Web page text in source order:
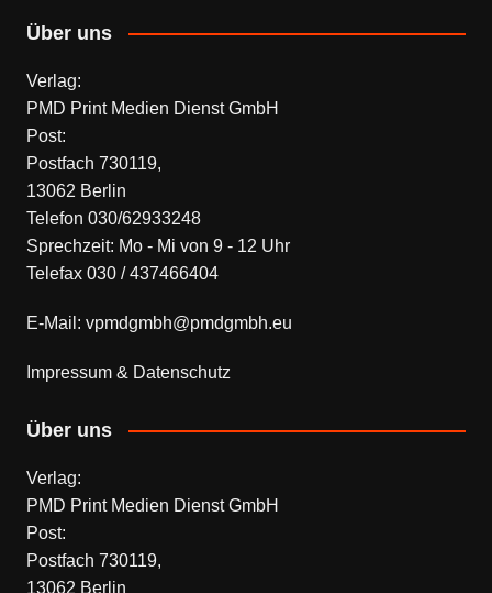
Über uns
Verlag:
PMD Print Medien Dienst GmbH
Post:
Postfach 730119,
13062 Berlin
Telefon 030/62933248
Sprechzeit: Mo - Mi von 9 - 12 Uhr
Telefax 030 / 437466404
E-Mail: vpmdgmbh@pmdgmbh.eu
Impressum & Datenschutz
Über uns
Verlag:
PMD Print Medien Dienst GmbH
Post:
Postfach 730119,
13062 Berlin